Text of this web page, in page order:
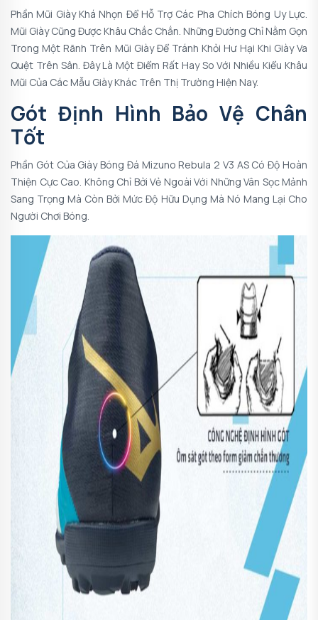
Phần Mũi Giày Khá Nhọn Để Hỗ Trợ Các Pha Chích Bóng Uy Lực.
Mũi Giày Cũng Được Khâu Chắc Chắn. Những Đường Chỉ Nằm Gọn
Trong Một Rãnh Trên Mũi Giày Để Tránh Khỏi Hư Hại Khi Giày Va
Quệt Trên Sân. Đây Là Một Điểm Rất Hay So Với Nhiều Kiểu Khâu
Mũi Của Các Mẫu Giày Khác Trên Thị Trường Hiện Nay.
Gót Định Hình Bảo Vệ Chân
Tốt
Phần Gót Của Giày Bóng Đá Mizuno Rebula 2 V3 AS Có Độ Hoàn
Thiện Cực Cao. Không Chỉ Bởi Vẻ Ngoài Với Những Vân Sọc Mảnh
Sang Trọng Mà Còn Bởi Mức Độ Hữu Dụng Mà Nó Mang Lại Cho
Người Chơi Bóng.